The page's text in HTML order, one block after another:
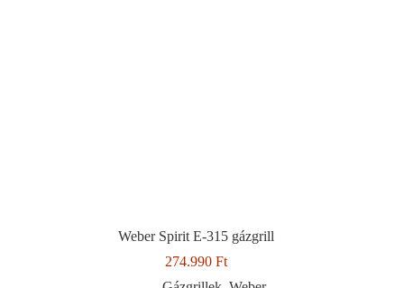
Weber Spirit E-315 gázgrill
274.990 Ft